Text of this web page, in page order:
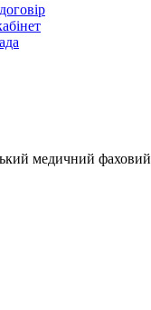
медичний